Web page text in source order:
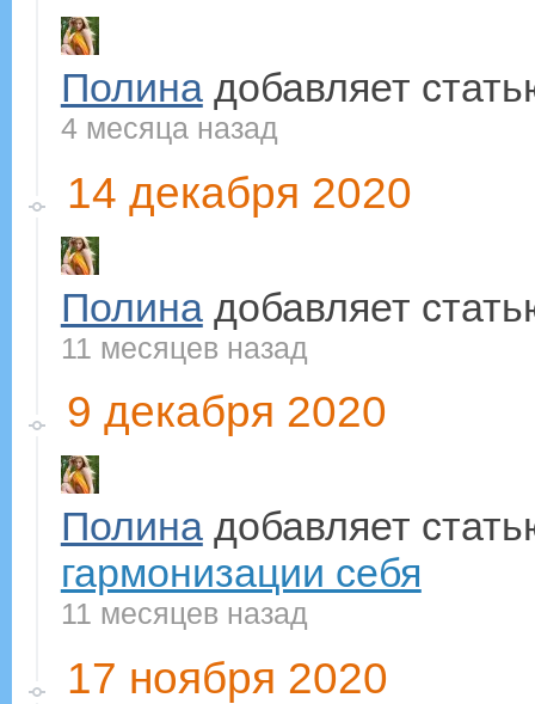
Полинадобавляет
4 месяца назад
14 декабря 2020
Полинадобавляет
11 месяцев назад
9 декабря 2020
Полинадобавляет
гармонизации себя
11 месяцев назад
17 ноября 2020